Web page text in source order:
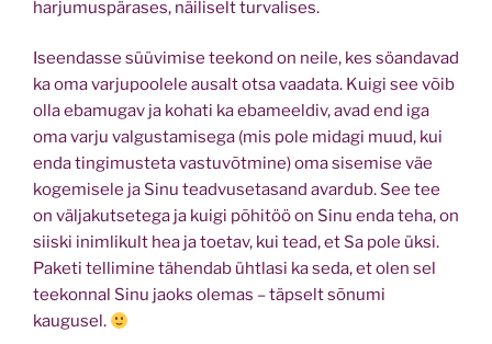
harjumuspärases, näiliselt turvalises.
Iseendasse süüvimise teekond on neile, kes söandavad
ka oma varjupoolele ausalt otsa vaadata. Kuigi see võib
olla ebamugav ja kohati ka ebameeldiv, avad end iga
oma varju valgustamisega (mis pole midagi muud, kui
enda tingimusteta vastuvõtmine) oma sisemise väe
kogemisele ja Sinu teadvusetasand avardub. See tee
on väljakutsetega ja kuigi põhitöö on Sinu enda teha, on
siiski inimlikult hea ja toetav, kui tead, et Sa pole üksi.
Paketi tellimine tähendab ühtlasi ka seda, et olen sel
teekonnal Sinu jaoks olemas – täpselt sõnumi
kaugusel.